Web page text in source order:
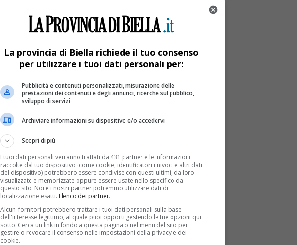
La provincia di Biella richiede il tuo consenso
per utilizzare i tuoi dati personali per:
Pubblicità e contenuti personalizzati, misurazione delle
prestazioni dei contenuti e degli annunci, ricerche sul pubblico,
sviluppo di servizi
Archiviare informazioni su dispositivo e/o accedervi
Scopri di più
I tuoi dati personali verranno trattati da 431 partner e le informazioni
raccolte dal tuo dispositivo (come cookie, identificatori univoci e altri dati
del dispositivo) potrebbero essere condivise con questi ultimi, da loro
visualizzate e memorizzate oppure essere usate nello specifico da
questo sito. Noi e i nostri partner potremmo utilizzare dati di
localizzazione esatti. Elenco dei partner.
Alcuni fornitori potrebbero trattare i tuoi dati personali sulla base
dell'interesse legittimo, al quale puoi opporti gestendo le tue opzioni qui
sotto. Cerca un link in fondo a questa pagina o nel menu del sito per
gestire o revocare il consenso nelle impostazioni della privacy e dei
cookie.